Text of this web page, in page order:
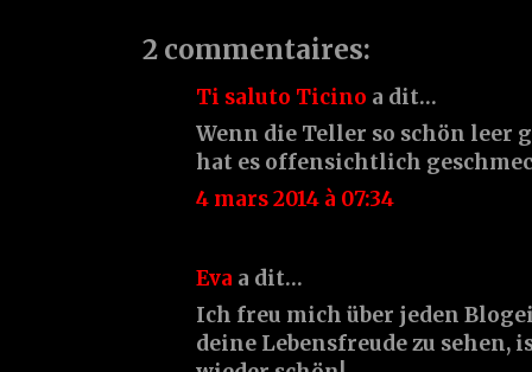
2 commentaires:
Ti saluto Ticino a dit…
Wenn die Teller so schön leer
hat es offensichtlich
4 mars 2014 à 07:34
Eva a dit…
Ich freu mich über jeden
deine Lebensfreude zu sehen,